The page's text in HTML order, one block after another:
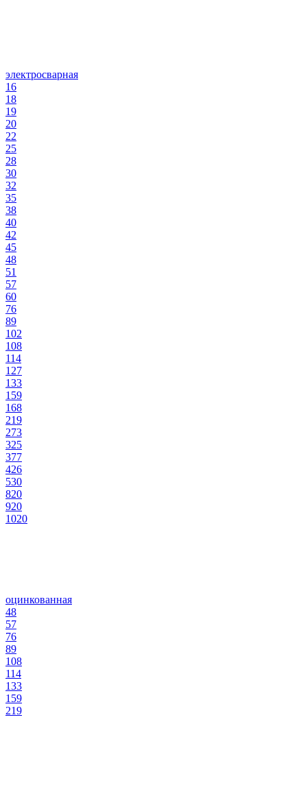
электросварная
16
18
19
20
22
25
28
30
32
35
38
40
42
45
48
51
57
60
76
89
102
108
114
127
133
159
168
219
273
325
377
426
530
820
920
1020
оцинкованная
48
57
76
89
108
114
133
159
219